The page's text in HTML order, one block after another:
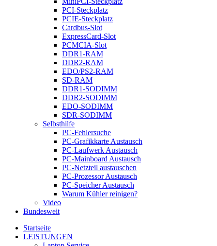
PCI-Steckplatz
PCIE-Steckplatz
Cardbus-Slot
ExpressCard-Slot
PCMCIA-Slot
DDR1-RAM
DDR2-RAM
EDO/PS2-RAM
SD-RAM
DDR1-SODIMM
DDR2-SODIMM
EDO-SODIMM
SDR-SODIMM
Selbsthilfe
PC-Fehlersuche
PC-Grafikkarte Austausch
PC-Laufwerk Austausch
PC-Mainboard Austausch
PC-Netzteil austauschen
PC-Prozessor Austausch
PC-Speicher Austausch
Warum Kühler reinigen?
Video
Bundesweit
Startseite
LEISTUNGEN